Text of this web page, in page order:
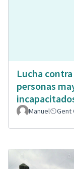
Lucha
personas
Manuel Gent